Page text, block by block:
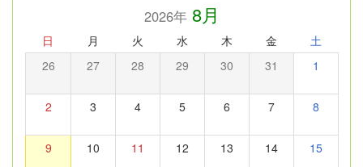
2026年8月
日 月 火 水 木 金 土
26 27 28 29 30 31 1
2 3 4 5 6 7 8
9 10 11 12 13 14 15